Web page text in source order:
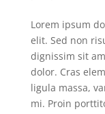
Lorem ipsum
elit. Sed non
dignissim sit
dolor. Cras
ligula massa,
mi. Proin